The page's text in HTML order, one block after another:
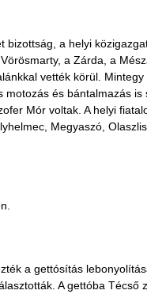
a helyi
a Zárda, a
vették körül.
és bántalmazás is
Mór voltak. A helyi
Megyaszó,
a gettósítás
A gettóba Técső